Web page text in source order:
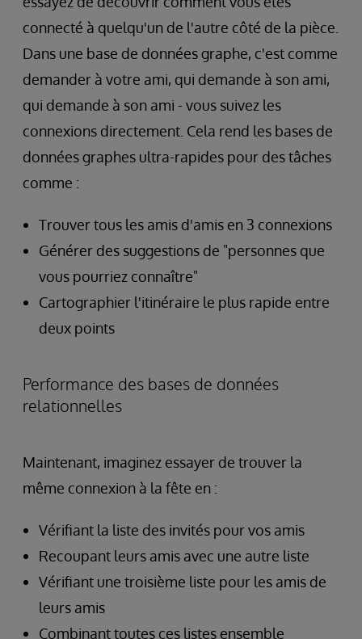
connecté à quelqu'un de l'autre côté de la pièce.
Dans une base de données graphe, c'est comme
demander à votre ami, qui demande à son ami,
qui demande à son ami - vous suivez les
connexions directement. Cela rend les bases de
données graphes ultra-rapides pour des tâches
comme :
Trouver tous les amis d'amis en 3 connexions
Générer des suggestions de "personnes que
vous pourriez connaître"
Cartographier l'itinéraire le plus rapide entre
deux points
Performance des bases de données
relationnelles
Maintenant, imaginez essayer de trouver la
même connexion à la fête en :
Vérifiant la liste des invités pour vos amis
Recoupant leurs amis avec une autre liste
Vérifiant une troisième liste pour les amis de
leurs amis
Combinant toutes ces listes ensemble